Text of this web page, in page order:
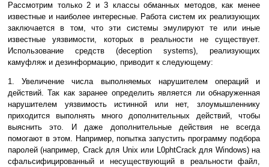
Рассмотрим только 2 и 3 классы обманных методов, как менее
известные и наиболее интересные. Работа систем их реализующих
заключается в том, что эти системы эмулируют те или иные
известные уязвимости, которых в реальности не существует.
Использование средств (deception systems), реализующих
камуфляж и дезинформацию, приводит к следующему:
1. Увеличение числа выполняемых нарушителем операций и
действий. Так как заранее определить является ли обнаруженная
нарушителем уязвимость истинной или нет, злоумышленнику
приходится выполнять много дополнительных действий, чтобы
выяснить это. И даже дополнительные действия не всегда
помогают в этом. Например, попытка запустить программу подбора
паролей (например, Crack для Unix или L0phtCrack для Windows) на
сфальсифицированный и несуществующий в реальности файл,